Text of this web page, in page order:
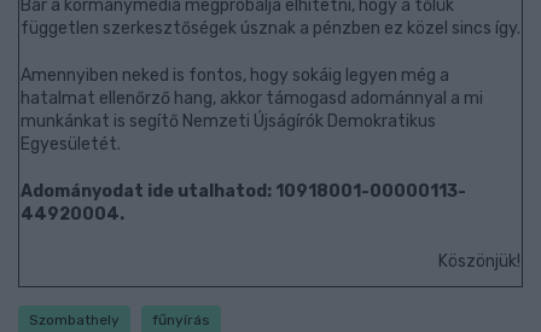
Bár a kormánymédia megpróbálja elhitetni, hogy a tőlük
független szerkesztőségek úsznak a pénzben ez közel sincs így.
Amennyiben neked is fontos, hogy sokáig legyen még a
hatalmat ellenőrző hang, akkor támogasd adománnyal a mi
munkánkat is segítő Nemzeti Újságírók Demokratikus
Egyesületét.
Adományodat ide utalhatod: 10918001-00000113-
44920004.
Köszönjük!
Szombathely fűnyírás